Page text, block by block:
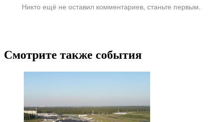
Никто ещё не оставил комментариев, станьте первым.
Смотрите также события